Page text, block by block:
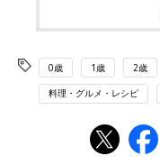
0歳 1歳 2歳
料理・グルメ・レシピ